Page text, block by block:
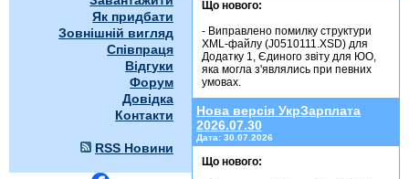
Як придбати
Зовнішній вигляд
Співпраця
Відгуки
Форум
Довідка
Контакти
RSS Новини
Що нового:
- Виправлено помилку структури
XML-файлу (J0510111.XSD) для
Додатку 1, Єдиного звіту для ЮО,
яка могла з'являлись при певних
Нова версія УкрЗарплата
2026.07.30
Дата: 30.07.2026
Що нового: